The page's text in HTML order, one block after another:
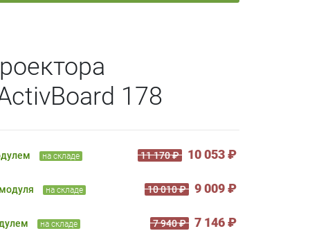
178
на складе 11 170 ₽ 10 053 ₽
на складе 10 010 ₽ 9 009 ₽
на складе 7 940 ₽ 7 146 ₽